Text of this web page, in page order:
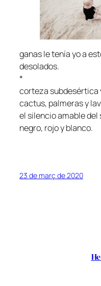
ganas le tenía yo a
desolados.
*
corteza subdesértica
cactus, palmeras y
el silencio amable del
negro, rojo y blanco.
23 de març de 2020